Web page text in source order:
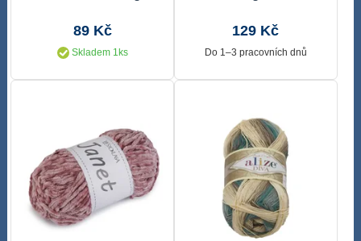
89 Kč
Skladem 1ks
129 Kč
Do 1–3 pracovních dnů